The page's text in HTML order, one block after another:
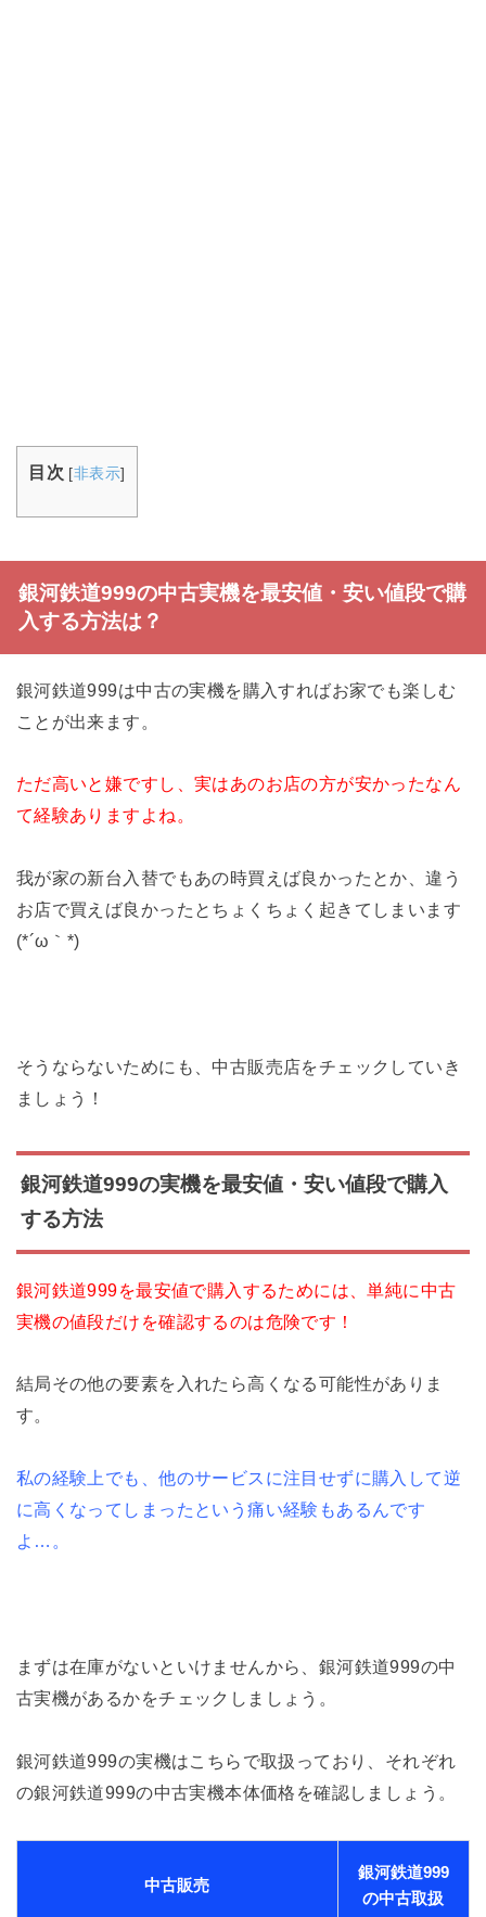
目次 [非表示]
銀河鉄道999の中古実機を最安値・安い値段で購
入する方法は？
銀河鉄道999は中古の実機を購入すればお家でも楽しむ
ことが出来ます。
ただ高いと嫌ですし、実はあのお店の方が安かったなん
て経験ありますよね。
我が家の新台入替でもあの時買えば良かったとか、違う
お店で買えば良かったとちょくちょく起きてしまいます
(*´ω｀*)
そうならないためにも、中古販売店をチェックしていき
ましょう！
銀河鉄道999の実機を最安値・安い値段で購入
する方法
銀河鉄道999を最安値で購入するためには、単純に中古
実機の値段だけを確認するのは危険です！
結局その他の要素を入れたら高くなる可能性がありま
す。
私の経験上でも、他のサービスに注目せずに購入して逆
に高くなってしまったという痛い経験もあるんです
よ…。
まずは在庫がないといけませんから、銀河鉄道999の中
古実機があるかをチェックしましょう。
銀河鉄道999の実機はこちらで取扱っており、それぞれ
の銀河鉄道999の中古実機本体価格を確認しましょう。
中古販売
銀河鉄道999
の中古取扱